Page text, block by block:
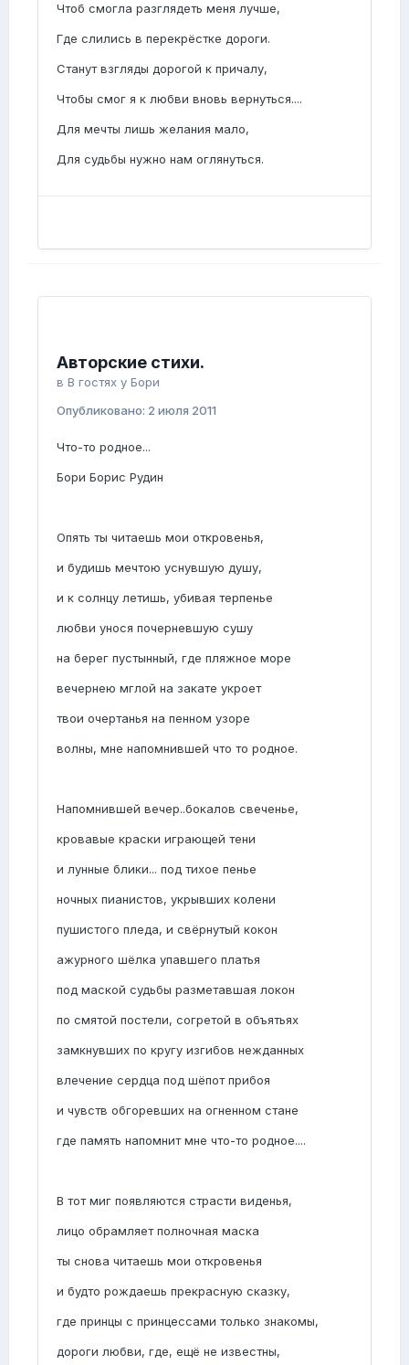
Чтоб смогла разглядеть меня лучше,
Где слились в перекрёстке дороги.
Станут взгляды дорогой к причалу,
Чтобы смог я к любви вновь вернуться....
Для мечты лишь желания мало,
Для судьбы нужно нам оглянуться.
Авторские стихи.
в В гостях у Бори
Опубликовано: 2 июля 2011
Что-то родное...
Бори Борис Рудин
Опять ты читаешь мои откровенья,
и будишь мечтою уснувшую душу,
и к солнцу летишь, убивая терпенье
любви унося почерневшую сушу
на берег пустынный, где пляжное море
вечернею мглой на закате укроет
твои очертанья на пенном узоре
волны, мне напомнившей что то родное.
Напомнившей вечер..бокалов свеченье,
кровавые краски играющей тени
и лунные блики... под тихое пенье
ночных пианистов, укрывших колени
пушистого пледа, и свёрнутый кокон
ажурного шёлка упавшего платья
под маской судьбы разметавшая локон
по смятой постели, согретой в объятьях
замкнувших по кругу изгибов нежданных
влечение сердца под шёпот прибоя
и чувств обгоревших на огненном стане
где память напомнит мне что-то родное....
В тот миг появляются страсти виденья,
лицо обрамляет полночная маска
ты снова читаешь мои откровенья
и будто рождаешь прекрасную сказку,
где принцы с принцессами только знакомы,
дороги любви, где, ещё не известны,